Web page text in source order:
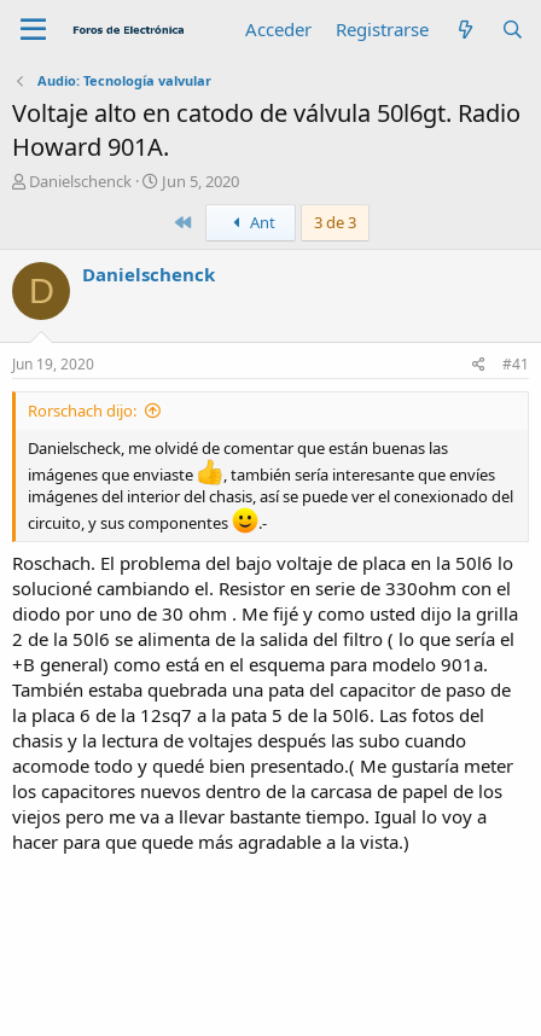
Acceder Registrarse
Audio: Tecnología valvular
Voltaje alto en catodo de válvula 50l6gt. Radio
Howard 901A.
A
r
Danielschenck
F
a
d
o
Jun 5, 2020
PrimeroAnt 3 de 3
D Danielschenck
Jun 19, 2020 #41
Rorschach dijo:
Danielscheck, me olvidé de comentar que están buenas las
imágenes que enviaste
, también sería interesante que envíes
imágenes del interior del chasis, así se puede ver el conexionado del
circuito, y sus componentes
.-
Roschach. El problema del bajo voltaje de placa en la 50l6 lo
solucioné cambiando el. Resistor en serie de 330ohm con el
diodo por uno de 30 ohm . Me fijé y como usted dijo la grilla
2 de la 50l6 se alimenta de la salida del filtro ( lo que sería el
+B general) como está en el esquema para modelo 901a.
También estaba quebrada una pata del capacitor de paso de
la placa 6 de la 12sq7 a la pata 5 de la 50l6. Las fotos del
chasis y la lectura de voltajes después las subo cuando
acomode todo y quedé bien presentado.( Me gustaría meter
los capacitores nuevos dentro de la carcasa de papel de los
viejos pero me va a llevar bastante tiempo. Igual lo voy a
hacer para que quede más agradable a la vista.)